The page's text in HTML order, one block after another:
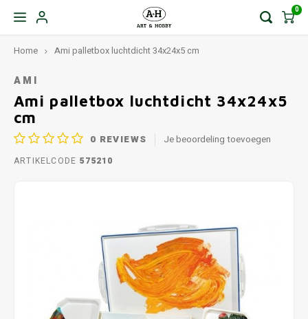
0
Home Ami palletbox luchtdicht 34x24x5 cm
AMI
Ami palletbox luchtdicht 34x24x5
cm
0 REVIEWS Je beoordeling toevoegen
ARTIKELCODE 575210